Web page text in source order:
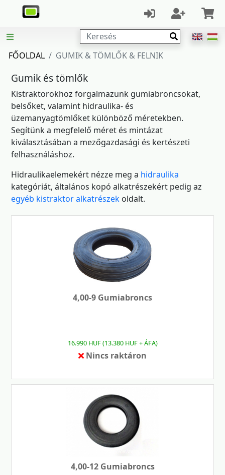
Keresés
FŐOLDAL
GUMIK & TÖMLŐK & FELNIK
Gumik és tömlők
Kistraktorokhoz forgalmazunk gumiabroncsokat,
belsőket, valamint hidraulika- és
üzemanyagtömlőket különböző méretekben.
Segítünk a megfelelő méret és mintázat
kiválasztásában a mezőgazdasági és kertészeti
felhasználáshoz.
Hidraulikaelemekért nézze meg a hidraulika
kategóriát, általános kopó alkatrészekért pedig az
egyéb kistraktor alkatrészek oldalt.
4,00-9 Gumiabroncs
16.990 HUF (13.380 HUF + ÁFA)
Nincs raktáron
4,00-12 Gumiabroncs